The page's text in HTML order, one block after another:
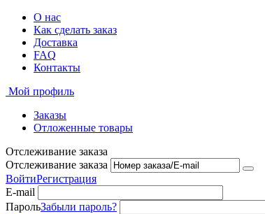
О нас
Как сделать заказ
Доставка
FAQ
Контакты
Мой профиль
Заказы
Отложенные товары
Отслеживание заказа
Отслеживание заказа
ВойтиРегистрация
E-mail
ПарольЗабыли пароль?